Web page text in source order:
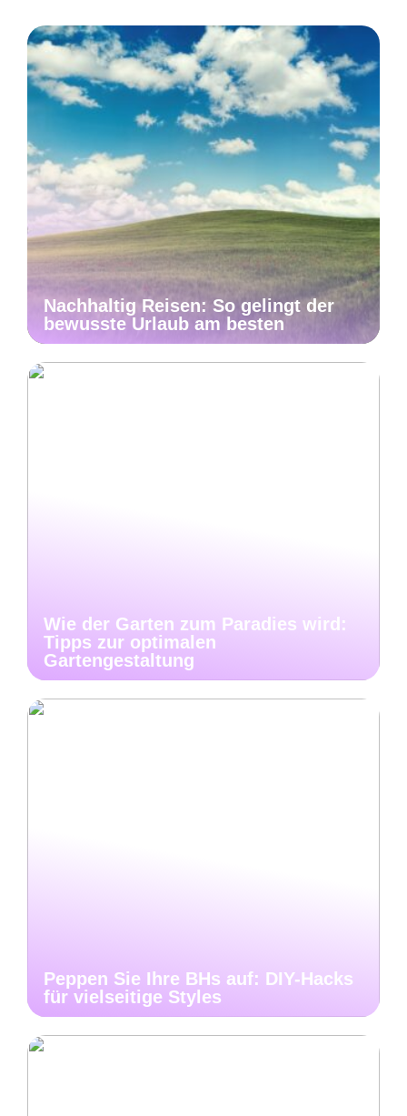
Nachhaltig Reisen: So gelingt der
bewusste Urlaub am besten
Wie der Garten zum Paradies wird:
Tipps zur optimalen
Gartengestaltung
Peppen Sie Ihre BHs auf: DIY-Hacks
für vielseitige Styles